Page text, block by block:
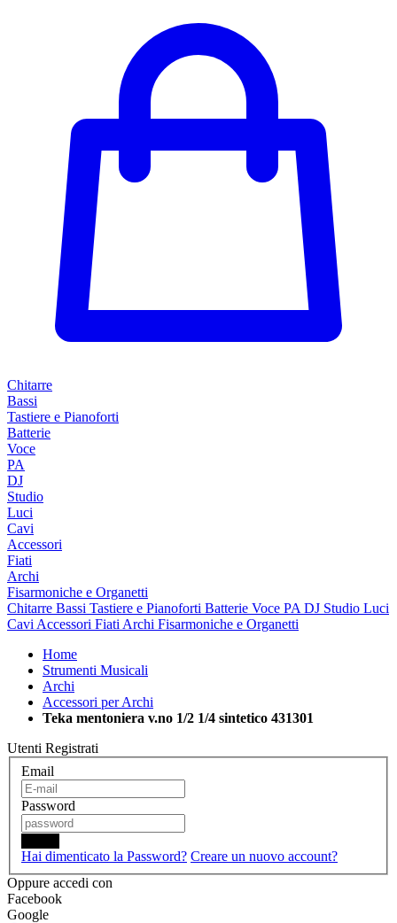
Chitarre
Bassi
Tastiere e Pianoforti
Batterie
Voce
PA
DJ
Studio
Luci
Cavi
Accessori
Fiati
Archi
Fisarmoniche e Organetti
Chitarre Bassi Tastiere e Pianoforti Batterie Voce PA DJ Studio Luci
Cavi Accessori Fiati Archi Fisarmoniche e Organetti
Home
Strumenti Musicali
Archi
Accessori per Archi
Teka mentoniera v.no 1/2 1/4 sintetico 431301
Utenti Registrati
Email
Password
Hai dimenticato la Password? Creare un nuovo account?
Oppure accedi con
Facebook
Google